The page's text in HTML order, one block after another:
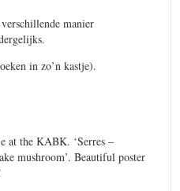
manier
in zo’n kastje).
at the KABK. ‘Serres –
mushroom’. Beautiful poster